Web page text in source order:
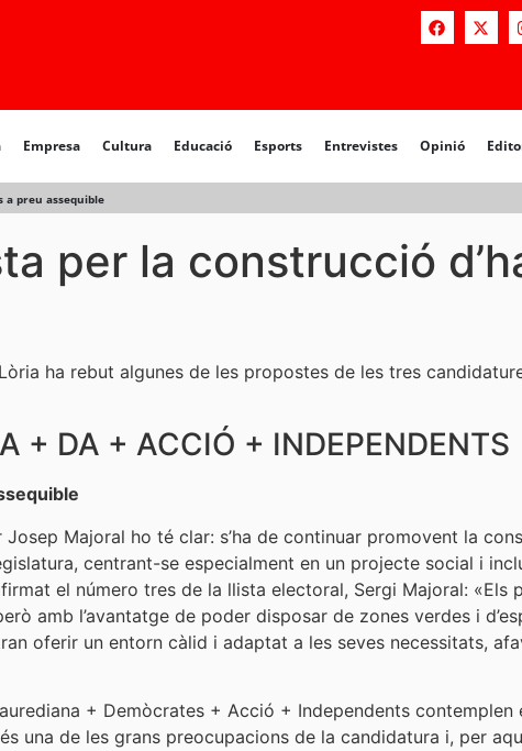
Empresa Cultura Educació Esports Entrevistes Opinió
a preu assequible
Opinió Editorial
per la construcció
ha rebut algunes de les propostes de les tres
+ DA + ACCIÓ + INDEPENDENTS
Majoral ho té clar: s’ha de continuar promovent la
centrant-se especialment en un projecte social i
el número tres de la llista electoral, Sergi Majoral: «Els
amb l’avantatge de poder disposar de zones verdes i
oferir un entorn càlid i adaptat a les seves necessitats,
+ Demòcrates + Acció + Independents contemplen
una de les grans preocupacions de la candidatura i, per